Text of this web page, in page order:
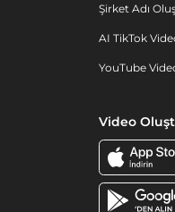
Şirket Adı
AI TikTok
YouTube
Video